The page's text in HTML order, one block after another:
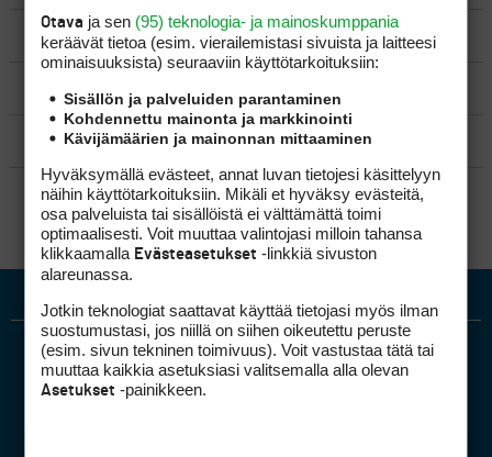
VÄLINEET
MATKAILU
KILPAGOLF & HARJOITTELU
SÄÄNNÖT
Otava ja sen (95) teknologia- ja mainoskumppania
keräävät tietoa (esim. vierailemis­tasi sivuista ja laitteesi
ominaisuuk­sista) seuraaviin käyttötarkoituksiin:
Sisällön ja palveluiden parantaminen
Kohdennettu mainonta ja markkinointi
Kävijämäärien ja mainonnan mittaaminen
Hyväksymällä evästeet, annat luvan tietojesi käsittelyyn
näihin käyttötarkoituksiin. Mikäli et hyväksy evästeitä,
osa palveluista tai sisällöistä ei välttämättä toimi
optimaalisesti. Voit muuttaa valintojasi milloin tahansa
klikkaamalla Evästeasetukset -linkkiä sivuston
alareunassa.
Jotkin teknologiat saattavat käyttää tietojasi myös ilman
suostumustasi, jos niillä on siihen oikeutettu peruste
(esim. sivun tekninen toimivuus). Voit vastustaa tätä tai
muuttaa kaikkia asetuksiasi valitsemalla alla olevan
Asetukset -painikkeen.